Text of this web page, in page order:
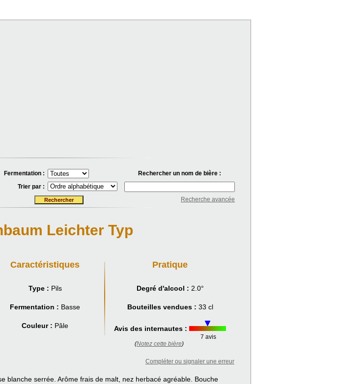
Fermentation :
Rechercher un nom de bière :
Trier par :
Recherche avancée
Leichter Typ
Caractéristiques
Type : Pils
Fermentation : Basse
Couleur : Pâle
Pratique
Degré d'alcool : 2.0°
Bouteilles vendues : 33 cl
Avis des internautes :
7 avis
(Notez cette bière)
Compléter ou signaler une erreur
blanche serrée. Arôme frais de malt, nez herbacé agréable. Bouche